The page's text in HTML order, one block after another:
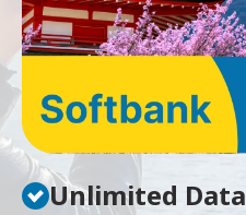
Unlimited Data